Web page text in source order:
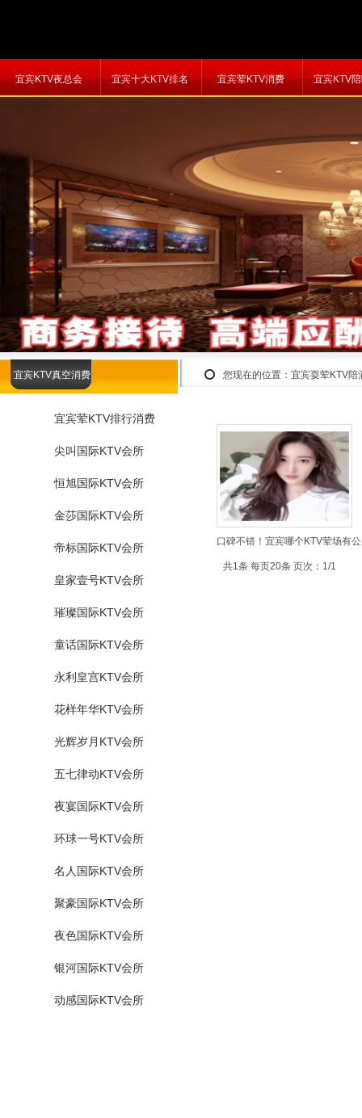
宜宾KTV夜总会 宜宾十大KTV排名 宜宾荤KTV消费 宜宾KTV
您现在的位置： 宜宾耍荤KTV陪
宜宾KTV真空消费
宜宾荤KTV排行消费
尖叫国际KTV会所
恒旭国际KTV会所
金莎国际KTV会所
帝标国际KTV会所
皇家壹号KTV会所
璀璨国际KTV会所
童话国际KTV会所
永利皇宫KTV会所
花样年华KTV会所
光辉岁月KTV会所
五七律动KTV会所
夜宴国际KTV会所
环球一号KTV会所
名人国际KTV会所
聚豪国际KTV会所
夜色国际KTV会所
银河国际KTV会所
动感国际KTV会所
口碑不错！宜宾哪个KTV荤场有
共1条 每页20条 页次：1/1